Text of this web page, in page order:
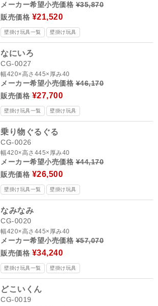
メーカー希望小売価格¥35,870
販売価格 ¥21,520
壁掛け玩具一覧 壁掛け玩具
なにいろ
CG-0027
幅420×高さ445×厚み40
メーカー希望小売価格¥46,170
販売価格 ¥27,700
壁掛け玩具一覧 壁掛け玩具
乗り物ぐるぐる
CG-0026
幅420×高さ445×厚み40
メーカー希望小売価格¥44,170
販売価格 ¥26,500
壁掛け玩具一覧 壁掛け玩具
なみなみ
CG-0020
幅420×高さ445×厚み40
メーカー希望小売価格¥57,070
販売価格 ¥34,240
壁掛け玩具一覧 壁掛け玩具
どこいくん
CG-0019